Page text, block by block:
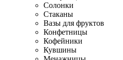
Солонки
Стаканы
Вазы для фруктов
Конфетницы
Кофейники
Кувшины